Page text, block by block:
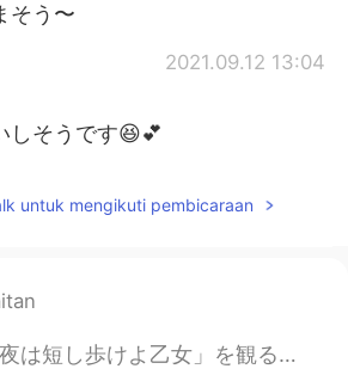
そう〜
2021.09.12 13:04
しそうです😆💕
untuk mengikuti pembicaraan
日本のアニメを見ない僕にとってアート、話、ユーモアなどすべての側面が意外に面白かった。こんなパブクロール(バー巡り」のような話は...